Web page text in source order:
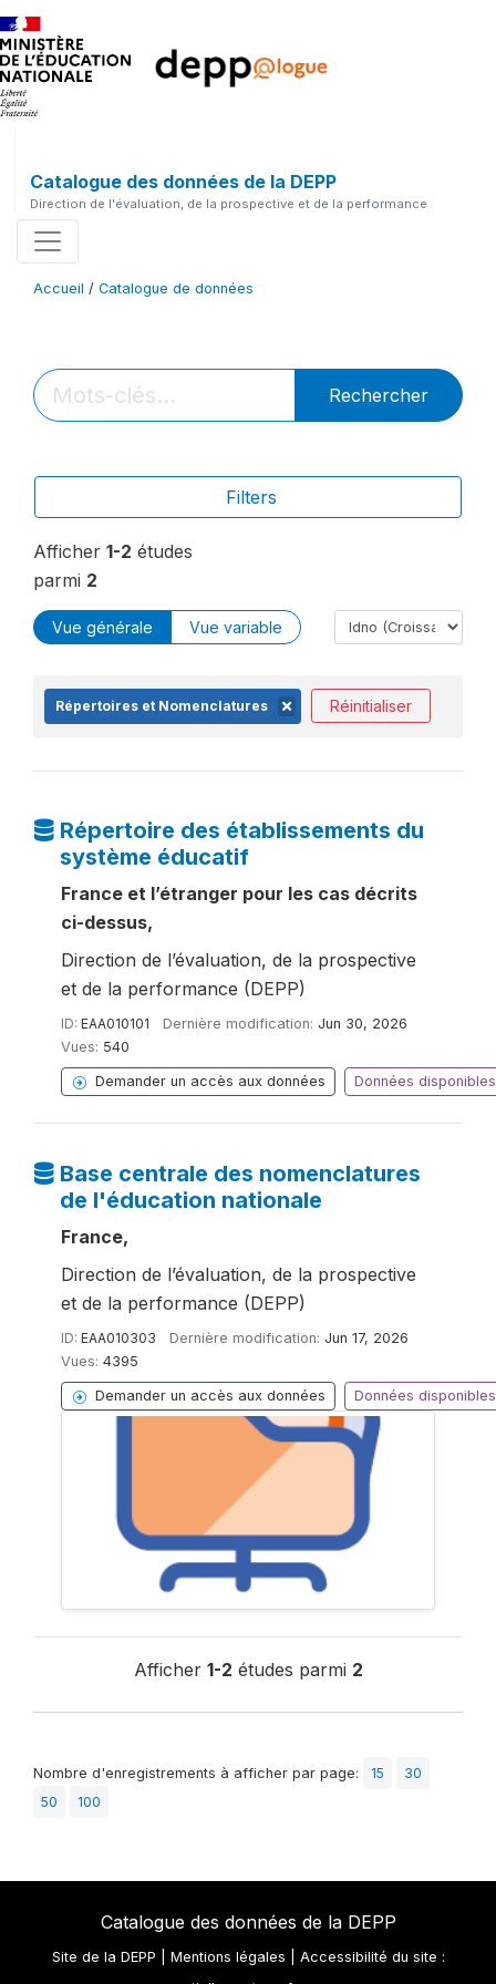
Catalogue des données de la DEPP
Direction de l'évaluation, de la prospective et de la performance
Accueil / Catalogue de données
Rechercher
Filters
Afficher 1-2 études
parmi 2
Vue générale Vue variable
Répertoires et Nomenclatures Réinitialiser
Répertoire des établissements du
système éducatif
France et l’étranger pour les cas décrits
ci-dessus,
Direction de l’évaluation, de la prospective
et de la performance (DEPP)
ID: EAA010101 Dernière modification: Jun 30, 2026
Vues: 540
Demander un accès aux données Données disponibles
Base centrale des nomenclatures
de l'éducation nationale
France,
Direction de l’évaluation, de la prospective
et de la performance (DEPP)
ID: EAA010303 Dernière modification: Jun 17, 2026
Vues: 4395
Demander un accès aux données Données disponibles
Afficher 1-2 études parmi 2
Nombre d'enregistrements à afficher par page: 15
30
50
100
Catalogue des données de la DEPP
Site de la DEPP Mentions légales
Accessibilité du site :